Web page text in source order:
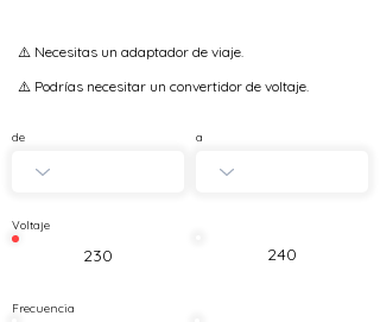
⚠️ Necesitas un adaptador de viaje.
⚠️ Podrías necesitar un convertidor de voltaje.
de a
Voltaje
230 240
Frecuencia